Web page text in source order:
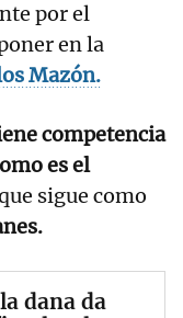
por el
en la
Mazón.
competencia
es el
sigue como
dana da